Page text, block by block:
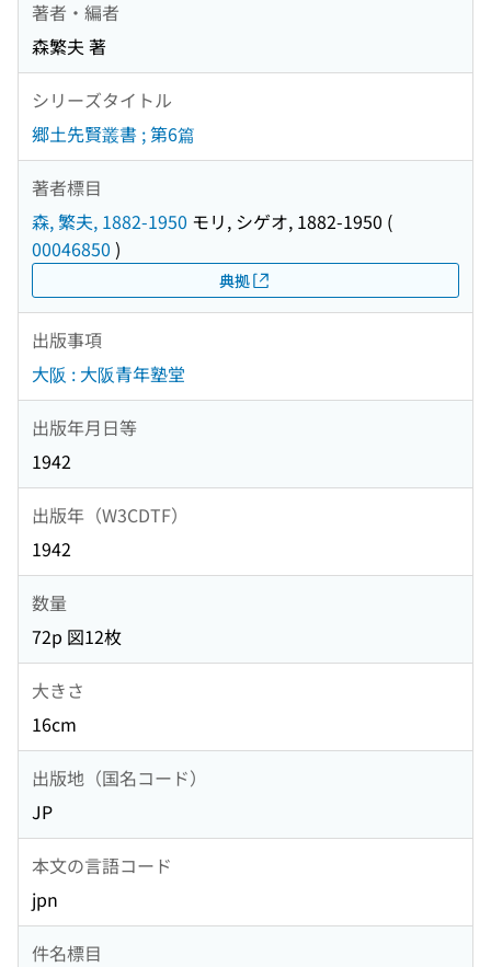
著者・編者
森繁夫 著
シリーズタイトル
郷土先賢叢書 ; 第6篇
著者標目
森, 繁夫, 1882-1950 モリ, シゲオ, 1882-1950 (
00046850 )
典拠
出版事項
大阪 : 大阪青年塾堂
出版年月日等
1942
出版年（W3CDTF）
1942
数量
72p 図12枚
大きさ
16cm
出版地（国名コード）
JP
本文の言語コード
jpn
件名標目